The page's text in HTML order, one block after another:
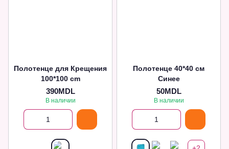
Полотенце для Крещения
100*100 cm
390MDL
В наличии
Полотенце 40*40 см
Синее
50MDL
В наличии